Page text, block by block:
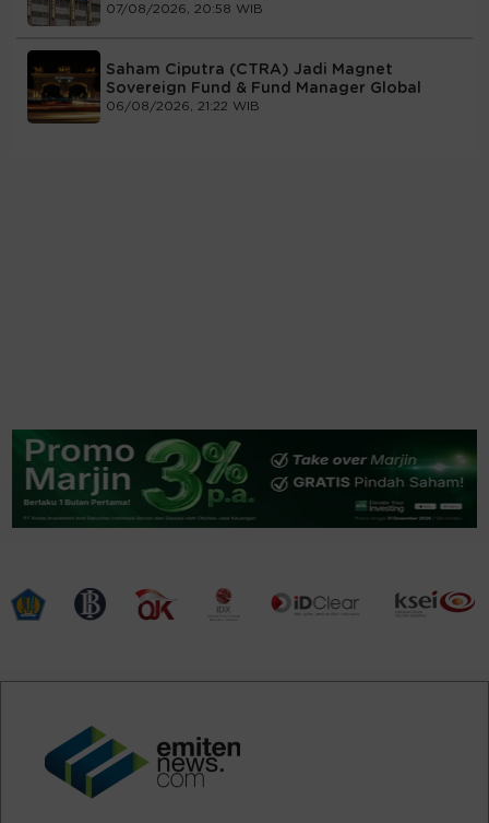
07/08/2026, 20:58 WIB
Saham Ciputra (CTRA) Jadi Magnet
Sovereign Fund & Fund Manager Global
06/08/2026, 21:22 WIB